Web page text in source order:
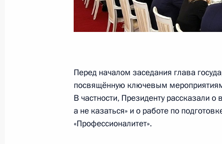
«Энергетика» и
палате по нацпроектам и
12 февраля 2024 года, 17:00
31 января 2024 года, среда
Заседание комиссии Госсовета по
31 января 2024 года, 16:30
Перед началом заседания глава
посвящённую ключевым
В частности, Президенту рассказали
а не казаться» и о работе по
«Профессионалитет».